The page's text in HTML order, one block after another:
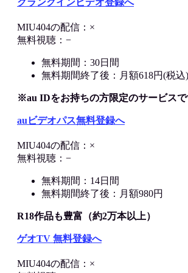
クランクインビデオ登録へ
MIU404の配信：×
無料視聴：−
無料期間：30日間
無料期間終了後：月額618円(税込)
※au IDをお持ちの方限定のサービス
auビデオパス無料登録へ
MIU404の配信：×
無料視聴：−
無料期間：14日間
無料期間終了後：月額980円
R18作品も豊富（約2万本以上）
ゲオTV 無料登録へ
MIU404の配信：×